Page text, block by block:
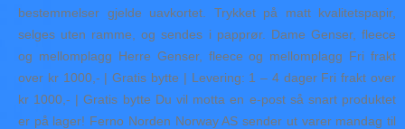
bestemmelser gjelde uavkortet. Trykket på matt kvalitetspapir,
selges uten ramme, og sendes i papprør. Dame Genser, fleece
og mellomplagg Herre Genser, fleece og mellomplagg Fri frakt
over kr 1000,- | Gratis bytte | Levering: 1 – 4 dager Fri frakt over
kr 1000,- | Gratis bytte Du vil motta en e-post så snart produktet
er på lager! Ferno Norden Norway AS sender ut varer mandag til